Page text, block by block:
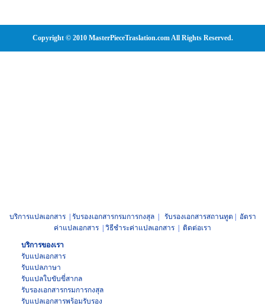
Copyright © 2010 MasterPieceTraslation.com All Rights Reserved.
บริการแปลเอกสาร| รับรองเอกสารกรมการกงสุล| รับรองเอกสารสถานทูต | อัตรา
ค่าแปลเอกสาร | วิธีชำระค่าแปลเอกสาร | ติดต่อเรา
บริการของเรา
รับแปลเอกสาร
รับแปลภาษา
รับแปลใบขับขี่สากล
รับรองเอกสารกรมการกงสุล
รับแปลเอกสารพร้อมรับรอง